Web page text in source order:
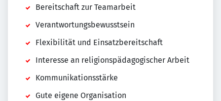
Bereitschaft zur Teamarbeit
Verantwortungsbewusstsein
Flexibilität und Einsatzbereitschaft
Interesse an religionspädagogischer Arbeit
Kommunikationsstärke
Gute eigene Organisation